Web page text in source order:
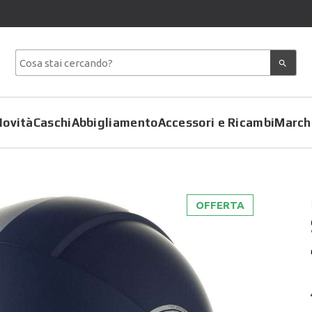
CaschiAbbigliamento
Copriscarpe
Giacche
Accessori e Ricambi
CoprimotoOFFERTA